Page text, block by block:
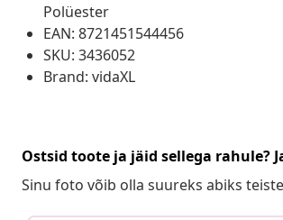
Polüester
EAN: 8721451544456
SKU: 3436052
Brand: vidaXL
Ostsid toote ja jäid sellega rahule?
Sinu foto võib olla suureks abiks